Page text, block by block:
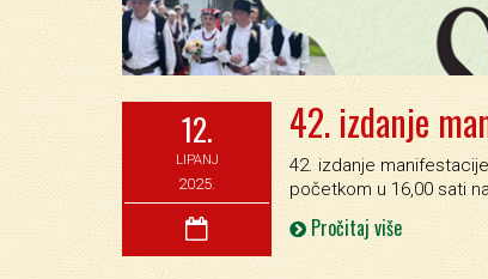
12.
LIPANJ
2025.
42. izdanje
42. izdanje
početkom u 16,00 sati
Pročitaj više